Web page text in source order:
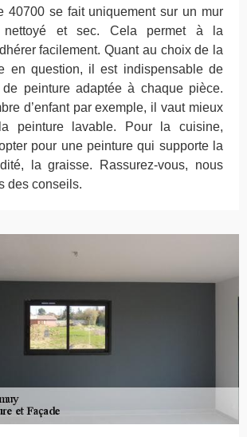
40700 se fait uniquement sur un mur
nettoyé et sec. Cela permet à la
facilement. Quant au choix de la
en question, il est indispensable de
peinture adaptée à chaque pièce.
d’enfant par exemple, il vaut mieux
peinture lavable. Pour la cuisine,
pour une peinture qui supporte la
la graisse. Rassurez-vous, nous
des conseils.